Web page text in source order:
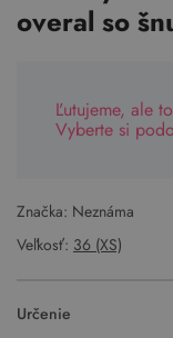
overal so
Ľutujeme, ale
Vyberte si
Značka: Neznáma
Veľkosť: 36 (XS)
Určenie